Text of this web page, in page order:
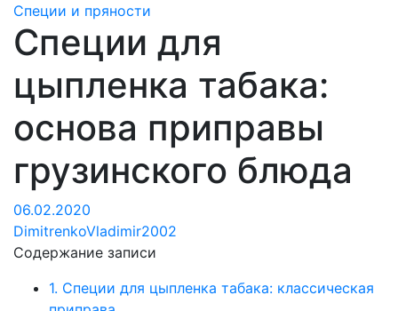
Специи и пряности
Специи для
цыпленка табака:
основа приправы
грузинского блюда
06.02.2020
DimitrenkoVladimir2002
Содержание записи
1. Специи для цыпленка табака: классическая